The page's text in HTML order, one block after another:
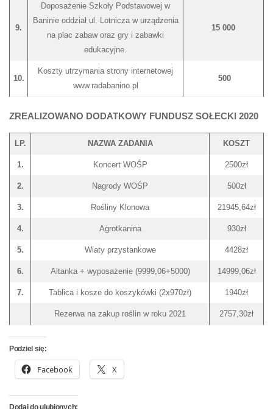
9.
Doposażenie Szkoły Podstawowej w
Baninie oddział ul. Lotnicza w urządzenia
na plac zabaw oraz gry i zabawki
edukacyjne.
15 000
10.
Koszty utrzymania strony internetowej
www.radabanino.pl
500
ZREALIZOWANO DODATKOWY FUNDUSZ SOŁECKI 2020
LP. NAZWA ZADANIA KOSZT
1. Koncert WOŚP 2500zł
2. Nagrody WOŚP 500zł
3. Rośliny Klonowa 21945,64zł
4. Agrotkanina 930zł
5. Wiaty przystankowe 4428zł
6. Altanka + wyposażenie (9999,06+5000) 14999,06zł
7. Tablica i kosze do koszykówki (2x970zł) 1940zł
Rezerwa na zakup roślin w roku 2021 2757,30zł
Podziel się:
Facebook X